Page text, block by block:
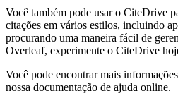
Você também pode usar o CiteDrive
citações em vários estilos, incluindo
procurando uma maneira fácil de
Overleaf, experimente o CiteDrive
Você pode encontrar mais
nossa documentação de ajuda online.